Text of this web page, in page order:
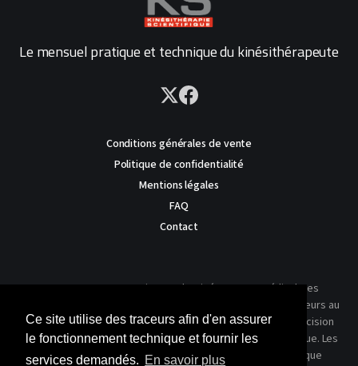
Ce site utilise des traceurs afin d'en assurer
le fonctionnement technique et fournir les
services demandés. En savoir plus
Le mensuel pratique et technique du kinésithérapeute
Conditions générales de vente
Politique de confidentialité
Mentions légales
FAQ
Contact
AVERTISSEMENT : Ce site est destiné au corps médical. Les
traitements présentés ne reflètent que l'expérience des auteurs au
moment où leur article a été publié dans notre journal. La décision
thérapeutique ne peut se prendre qu'après un examen clinique. Les
techniques publiées ici ne sauraient justifier une quelconque